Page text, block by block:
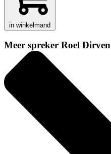
in winkelmand
Meer spreker Roel Dirven